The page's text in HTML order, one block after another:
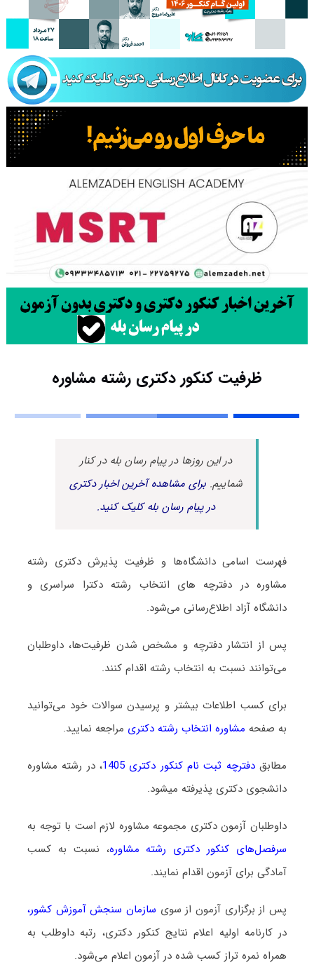
ظرفیت کنکور دکتری رشته ﻣﺸﺎوره
در این روزها در پیام رسان بله در کنار
شماییم.برای مشاهده آخرین اخبار دکتری
در پیام رسان بله کلیک کنید.
فهرست اسامی دانشگاه‌ها و ظرفیت پذیرش دکتری رشته
ﻣﺸﺎوره در دفترچه های انتخاب رشته دکترا سراسری و
دانشگاه آزاد اطلاع‌رسانی می‌شود.
پس از انتشار دفترچه و مشخص شدن ظرفیت‌ها، داوطلبان
می‌توانند نسبت به انتخاب رشته اقدام کنند.
برای کسب اطلاعات بیشتر و پرسیدن سوالات خود می‌توانید
به صفحه مشاوره انتخاب رشته دکتری مراجعه نمایید.
مطابقدفترچه ثبت نام کنکور دکتری 1405
، در رشته ﻣﺸﺎوره
دانشجوی دکتری پذیرفته میشود.
داوطلبان آزمون دکتری مجموعه ﻣﺸﺎوره لازم است با توجه به
سرفصل‌های کنکور دکتری رشته ﻣﺸﺎوره، نسبت به کسب
آمادگی برای آزمون اقدام نمایند.
پس از برگزاری آزمون از سوی سازمان سنجش آموزش کشور،
در کارنامه اولیه اعلام نتایج کنکور دکتری، رتبه داوطلب به
همراه نمره تراز کسب شده در آزمون اعلام می‌شود.